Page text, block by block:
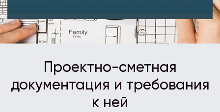
Проектно-сметная
документация и требования
к ней